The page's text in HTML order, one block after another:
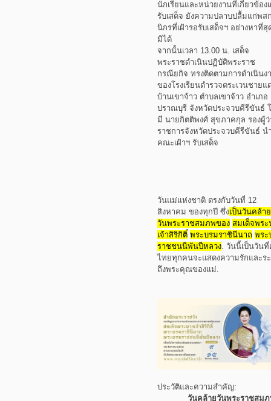
นักเรียนและหน่วยงานที่เกี่ยวข้อง
รับเสด็จ ยังความปลาบปลื้มแก่พส
นิกรที่เฝ้ารอรับเสด็จฯ อย่างหาที่สุ
มิได้
จากนั้นเวลา 13.00 น. เสด็จ
พระราชดำเนินปฏิบัติพระราช
กรณียกิจ ทรงติดตามการดำเนินง
ของโรงเรียนตำรวจตระเวนชายแ
บ้านเขาจ้าว ตำบลเขาจ้าว อำเภอ
ปราณบุรี จังหวัดประจวบคีรีขันธ์
มี นายกิตติพงศ์ สุขภาคกุล รองผู้ว่
ราชการจังหวัดประจวบคีรีขันธ์ น
คณะเฝ้าฯ รับเสด็จ
วันแม่แห่งชาติ ตรงกับวันที่ 12
สิงหาคม ของทุกปี ซึ่งเป็นวันคล้าย
วันพระราชสมภพของ สมเด็จพระ
เจ้าสิริกิติ์ พระบรมราชินีนาถ พระ
ราชชนนีพันปีหลวง. วันนี้เป็นวัน
ไทยทุกคนจะแสดงความรักและร
ถึงพระคุณของแม่.
ประวัติและความสำคัญ:
วันคล้ายวันพระราชสม